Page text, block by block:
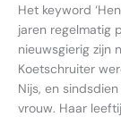
Het keyword
jaren regelmatig
nieuwsgierig zijn
Koetschruiter
Nijs, en
vrouw. Haar